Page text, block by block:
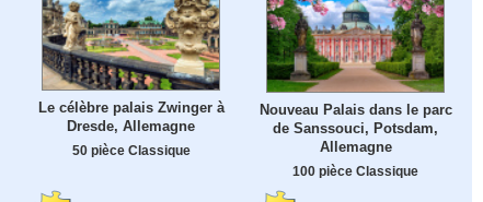
Le célèbre palais Zwinger à
Dresde, Allemagne
50 pièce Classique
Nouveau Palais dans le parc
de Sanssouci, Potsdam,
Allemagne
100 pièce Classique